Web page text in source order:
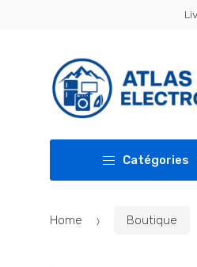
Catégories
Home Boutique